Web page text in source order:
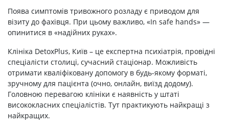
Поява симптомів тривожного розладу є приводом для
візиту до фахівця. При цьому важливо, «In safe hands» —
опинитися в «надійних руках».
Клініка DetoxPlus, Київ – це експертна психіатрія, провідні
спеціалісти столиці, сучасний стаціонар. Можливість
отримати кваліфіковану допомогу в будь-якому форматі,
зручному для пацієнта (очно, онлайн, виїзд додому).
Головною перевагою клініки є наявність у штаті
висококласних спеціалістів. Тут практикують найкращі з
найкращих.